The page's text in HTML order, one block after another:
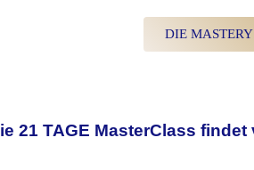
DIE
21 TAGE MasterClass